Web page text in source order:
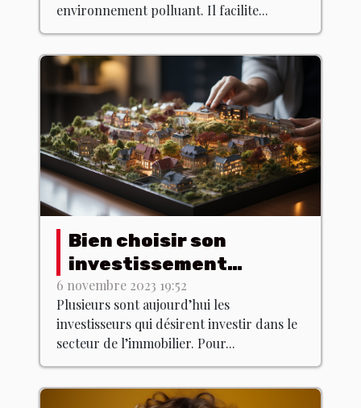
environnement polluant. Il facilite...
Bien choisir son
investissement
immobilier : les
meilleurs conseils !
6 novembre 2023 19:52
Plusieurs sont aujourd’hui les
investisseurs qui désirent investir dans le
secteur de l’immobilier. Pour...